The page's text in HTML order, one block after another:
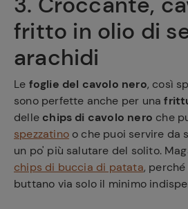
fritto in olio di
arachidi
Le foglie del cavolo nero, così
sono perfette anche per una
delle chips di cavolo nero che
spezzatinoo che puoi servire da
un po' più salutare del solito.
chips di buccia di patata,
buttano via solo il minimo